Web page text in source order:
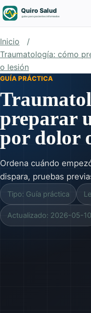
Inicio
Traumatología: cómo
o lesión
GUÍA PRÁCTICA
preparar
por dolor
Ordena cuándo
dispara, pruebas
Tipo: Guía práctica
Actualizado: 2026-05-10